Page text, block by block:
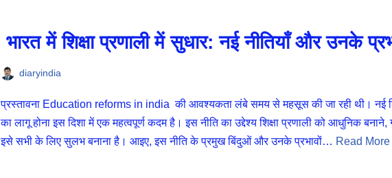
भारत में शिक्षा प्रणाली में सुधार: नई नीतियाँ और उनके
diaryindia
प्रस्तावना Education reforms in india की आवश्यकता लंबे समय से महसूस की जा रही थी। नई
का लागू होना इस दिशा में एक महत्वपूर्ण कदम है। इस नीति का उद्देश्य शिक्षा प्रणाली को आधुनिक
इसे सभी के लिए सुलभ बनाना है। आइए, इस नीति के प्रमुख बिंदुओं और उनके प्रभावों… Read More